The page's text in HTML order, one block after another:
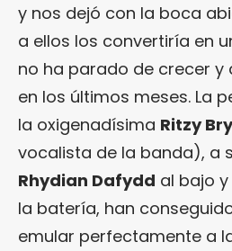
y nos dejó con la boca
a ellos los convertiría en
no ha parado de crecer y
en los últimos meses. La
la oxigenadísima Ritzy
vocalista de la banda), a
Rhydian Dafydd al bajo y
la batería, han
emular perfectamente a